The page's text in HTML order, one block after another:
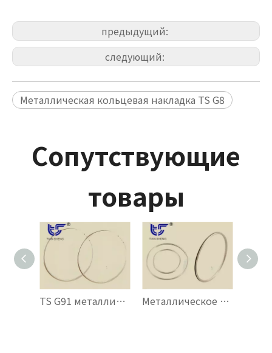
предыдущий:
следующий:
Металлическая кольцевая накладка TS G8
Сопутствующие
товары
TS G91 металлическое уплотнительное кольцо 0-образной формы Металлическое уплотнительное кольцо TS G90 С-образной формы.